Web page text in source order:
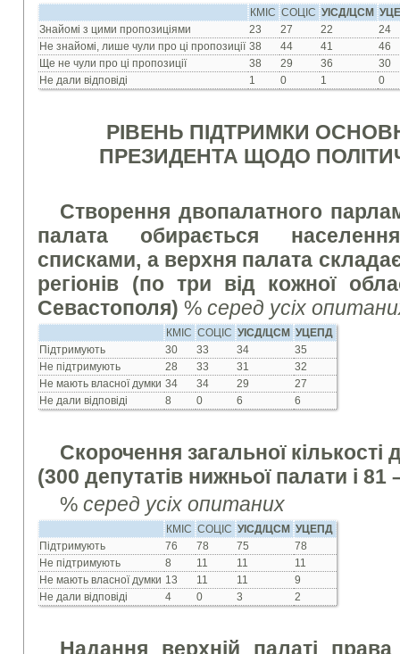
КМІС СОЦІС УІСД/ЦСМ
Знайомі з цими пропозиціями
23 27 22
24
Не знайомі, лише чули про ці пропозиції 38 44 41
46
Ще не чули про ці пропозиції
38 29 36
30
Не дали відповіді
1 0 1 0
РІВЕНЬ ПІДТРИМКИ
ПРЕЗИДЕНТА ЩОДО
Створення двопалатного
палата обирається
списками, а верхня палата
регіонів (по три від кожної
Севастополя)%серед усіх
КМІС СОЦІС УІСД/ЦСМ
УЦЕПД
Підтримують
30 33 34
35
Не підтримують
28 33 31
32
Не мають власної думки 34 34 29
27
Не дали відповіді
8 0 6 6
Скорочення загальної кількості
(300 депутатів нижньої палати і 81
%серед усіх опитаних
КМІС СОЦІС УІСД/ЦСМ
УЦЕПД
Підтримують
76 78 75
78
Не підтримують
8 11 11
11
Не мають власної думки 13 11 11
9
Не дали відповіді
4 0 3 2
Надання верхній палаті